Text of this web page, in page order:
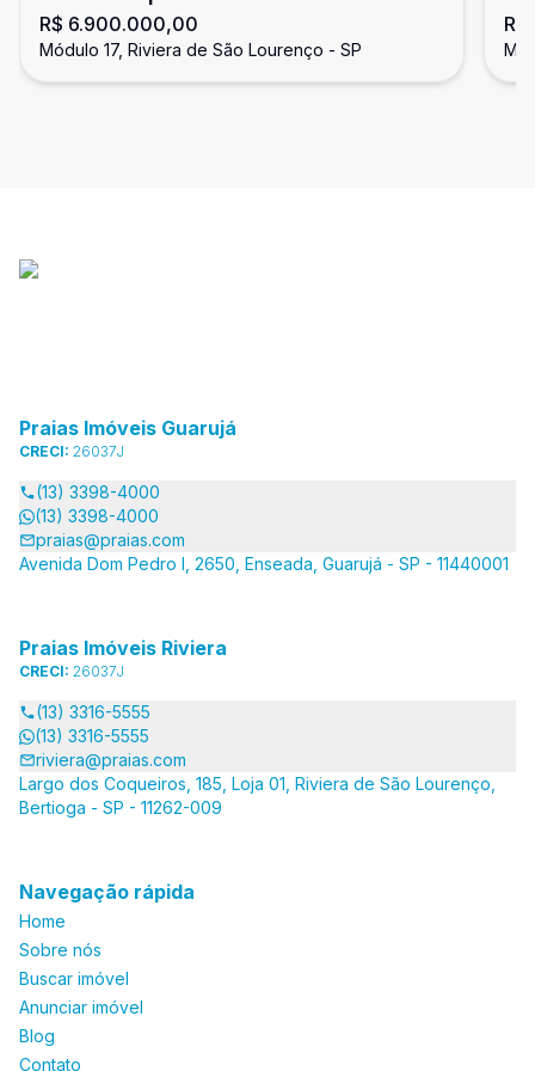
fechado, Riviera de São Lourenço
R$ 6.900.000,00
Módulo 17, Riviera de São Lourenço - SP
Praias Imóveis Guarujá
CRECI: 26037J
(13) 3398-4000
(13) 3398-4000
praias@praias.com
Avenida Dom Pedro I, 2650, Enseada, Guarujá - SP - 11440001
Praias Imóveis Riviera
CRECI: 26037J
(13) 3316-5555
(13) 3316-5555
riviera@praias.com
Largo dos Coqueiros, 185, Loja 01, Riviera de São Lourenço,
Bertioga - SP - 11262-009
Navegação rápida
Home
Sobre nós
Buscar imóvel
Anunciar imóvel
Blog
Contato